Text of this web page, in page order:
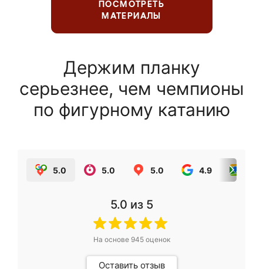
ПОСМОТРЕТЬ
МАТЕРИАЛЫ
Держим планку
серьезнее, чем чемпионы
по фигурному катанию
5.0 5.0 5.0 4.9
5.0 из 5
На основе 945оценок
Оставить отзыв